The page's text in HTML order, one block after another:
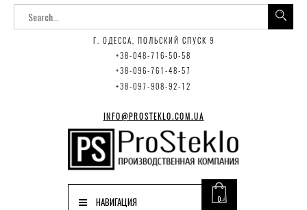
Г. ОДЕССА, ПОЛЬСКИЙ СПУСК 9
+38-048-716-50-58
+38-096-761-48-57
+38-097-908-92-12
INFO@PROSTEKLO.COM.UA
0
НАВИГАЦИЯ